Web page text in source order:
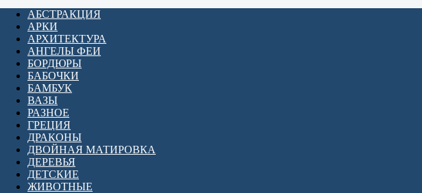
АБСТРАКЦИЯ
АРКИ
АРХИТЕКТУРА
АНГЕЛЫ ФЕИ
БОРДЮРЫ
БАБОЧКИ
БАМБУК
ВАЗЫ
РАЗНОЕ
ГРЕЦИЯ
ДРАКОНЫ
ДВОЙНАЯ МАТИРОВКА
ДЕРЕВЬЯ
ДЕТСКИЕ
ЖИВОТНЫЕ